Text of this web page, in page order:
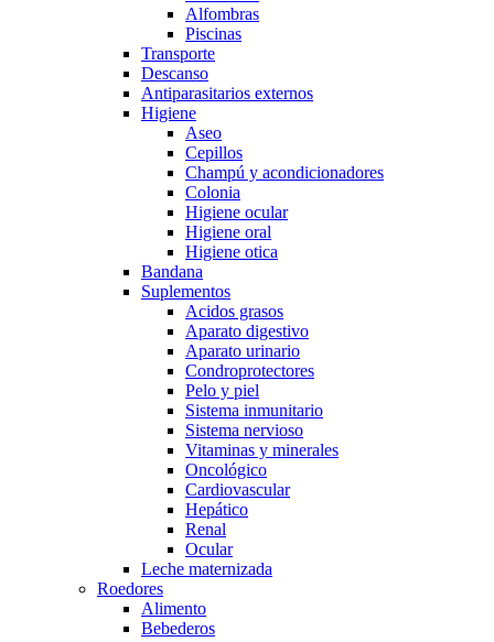
Alfombras
Piscinas
Transporte
Descanso
Antiparasitarios externos
Higiene
Aseo
Cepillos
Champú y acondicionadores
Colonia
Higiene ocular
Higiene oral
Higiene otica
Bandana
Suplementos
Acidos grasos
Aparato digestivo
Aparato urinario
Condroprotectores
Pelo y piel
Sistema inmunitario
Sistema nervioso
Vitaminas y minerales
Oncológico
Cardiovascular
Hepático
Renal
Ocular
Leche maternizada
Roedores
Alimento
Bebederos